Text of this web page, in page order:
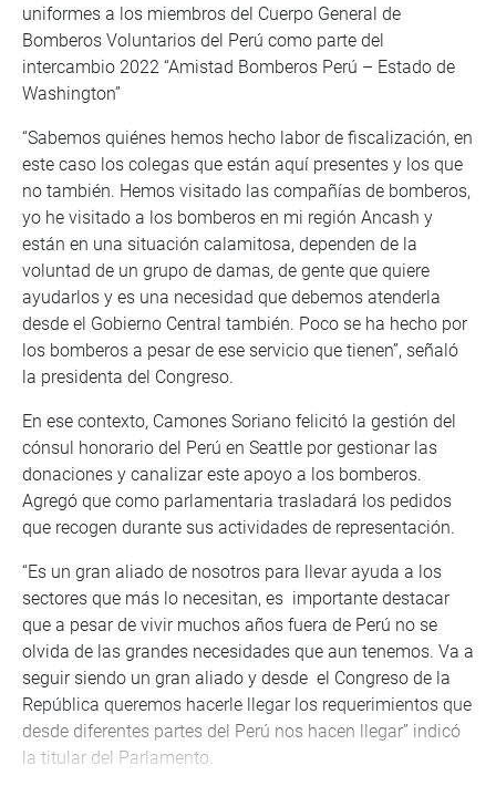
uniformes a los miembros del Cuerpo General de
Bomberos Voluntarios del Perú como parte del
intercambio 2022 “Amistad Bomberos Perú – Estado de
Washington”
“Sabemos quiénes hemos hecho labor de fiscalización, en
este caso los colegas que están aquí presentes y los que
no también. Hemos visitado las compañías de bomberos,
yo he visitado a los bomberos en mi región Ancash y
están en una situación calamitosa, dependen de la
voluntad de un grupo de damas, de gente que quiere
ayudarlos y es una necesidad que debemos atenderla
desde el Gobierno Central también. Poco se ha hecho por
los bomberos a pesar de ese servicio que tienen”, señaló
la presidenta del Congreso.
En ese contexto, Camones Soriano felicitó la gestión del
cónsul honorario del Perú en Seattle por gestionar las
donaciones y canalizar este apoyo a los bomberos.
Agregó que como parlamentaria trasladará los pedidos
que recogen durante sus actividades de representación.
“Es un gran aliado de nosotros para llevar ayuda a los
sectores que más lo necesitan, es importante destacar
que a pesar de vivir muchos años fuera de Perú no se
olvida de las grandes necesidades que aun tenemos. Va a
seguir siendo un gran aliado y desde el Congreso de la
República queremos hacerle llegar los requerimientos que
desde diferentes partes del Perú nos hacen llegar” indicó
la titular del Parlamento.